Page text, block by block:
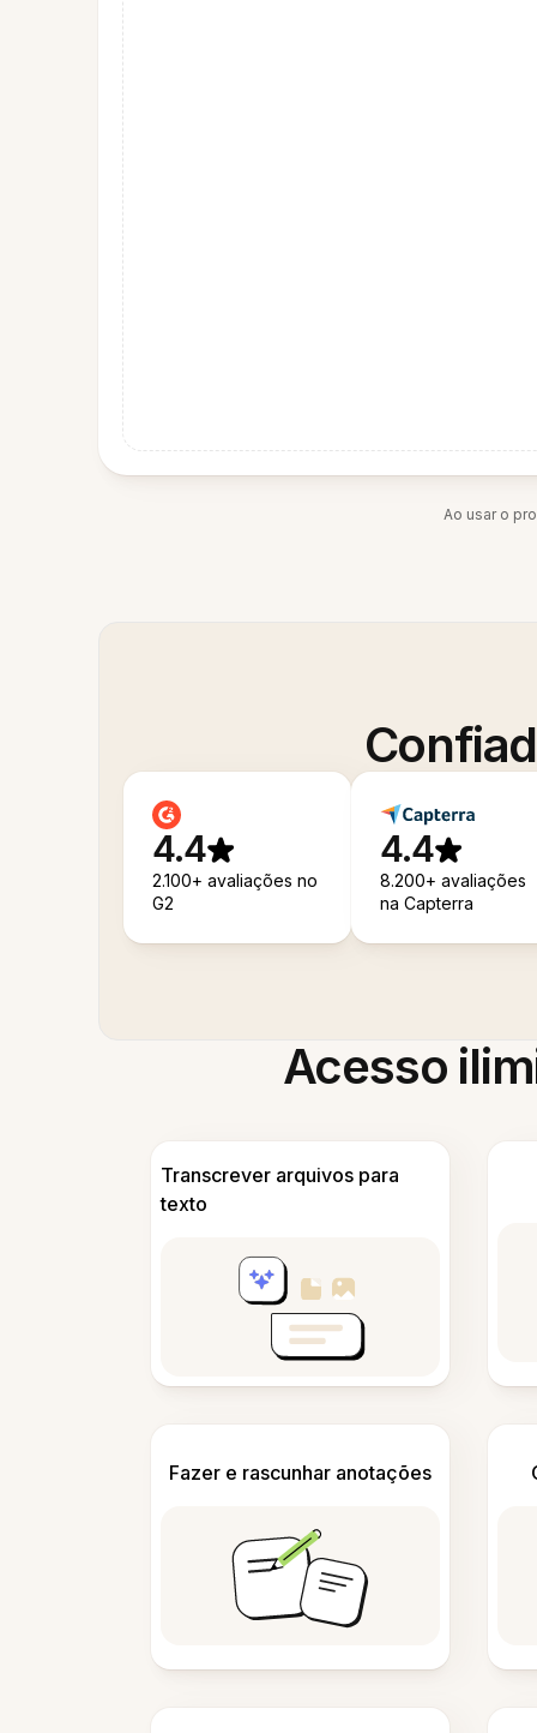
Ao usar o
4.4
2.100+ avaliações no
G2
4.4
8.200+ avaliações
na Capterra
Acesso
Transcrever arquivos para
texto
Fazer e rascunhar anotações